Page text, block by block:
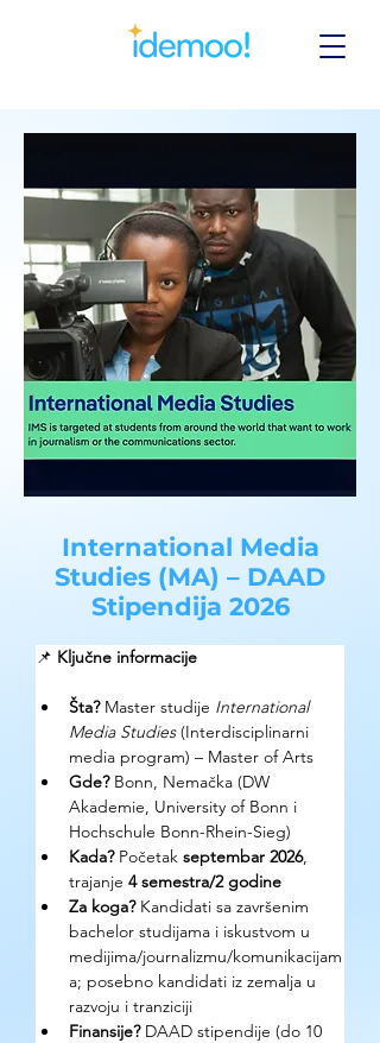
International Media
Studies (MA) – DAAD
Stipendija 2026
📌 Ključne informacije
Šta? Master studije International
Media Studies (Interdisciplinarni
media program) – Master of Arts
Gde? Bonn, Nemačka (DW
Akademie, University of Bonn i
Hochschule Bonn-Rhein-Sieg)
Kada? Početak septembar 2026,
trajanje 4 semestra/2 godine
Za koga? Kandidati sa završenim
bachelor studijama i iskustvom u
medijima/journalizmu/komunikacijam
a; posebno kandidati iz zemalja u
razvoju i tranziciji
Finansije? DAAD stipendije (do 10